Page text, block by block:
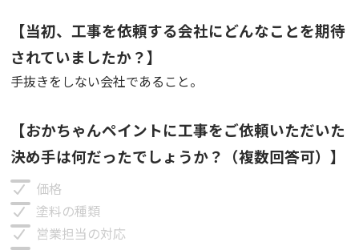
【当初、工事を依頼する会社にどんなことを期待
されていましたか？】
手抜きをしない会社であること。
【おかちゃんペイントに工事をご依頼いただいた
決め手は何だったでしょうか？（複数回答可）】
価格
塗料の種類
営業担当の対応